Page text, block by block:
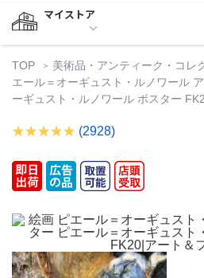
マイストア
TOP 美術品・アンティーク・コレ
エール＝オーギュスト・ルノワール
ーギュスト・ルノワール ポスター
(2928)